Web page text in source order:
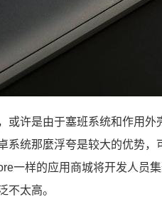
或许是由于塞班系统和作用外
系统那麼浮夸是较大的优势，
一样的应用商城将开发人员
不太高。